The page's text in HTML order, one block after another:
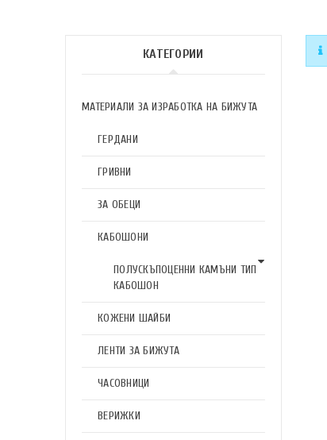
КАТЕГОРИИ
МАТЕРИАЛИ ЗА ИЗРАБОТКА НА БИЖУТА
ГЕРДАНИ
ГРИВНИ
ЗА ОБЕЦИ
КАБОШОНИ
ПОЛУСКЪПОЦЕННИ КАМЪНИ ТИП
КАБОШОН
КОЖЕНИ ШАЙБИ
ЛЕНТИ ЗА БИЖУТА
ЧАСОВНИЦИ
ВЕРИЖКИ